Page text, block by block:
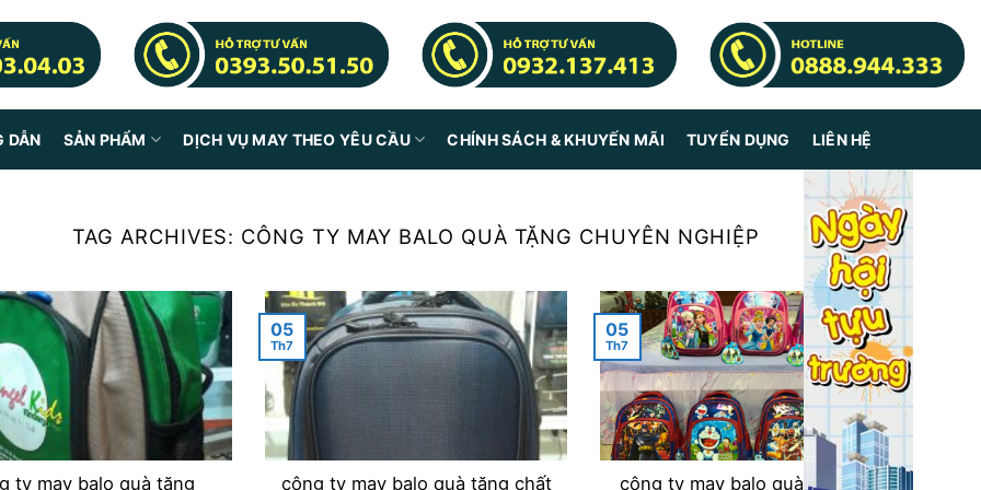
DẪN SẢN PHẨM DỊCH VỤ MAY THEO YÊU CẦU CHÍNH SÁCH & KHUYẾN MÃI TUYỂN DỤNG LIÊN HỆ
TAG ARCHIVES: CÔNG TY MAY BALO QUÀ TẶNG CHUYÊN NGHIỆP
ty may balo quà tặng
công ty may balo quà tặng chất
05
Th7
công ty may balo quà tặng cao
05
Th7